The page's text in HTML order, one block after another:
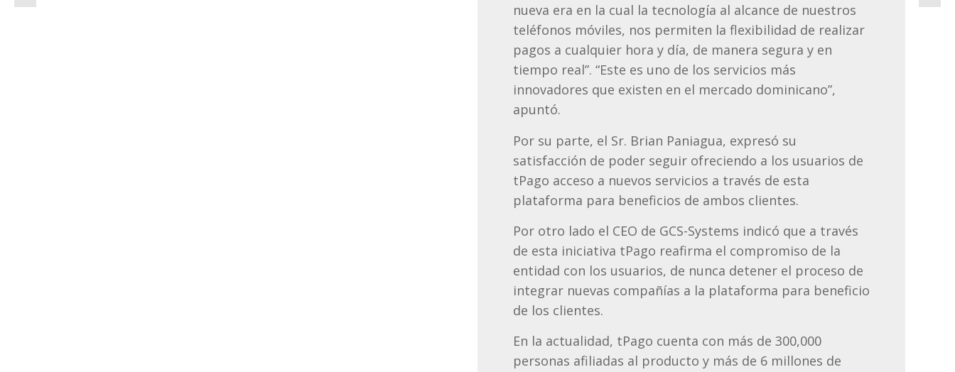
nueva era en la cual la tecnología al alcance de nuestros
teléfonos móviles, nos permiten la flexibilidad de realizar
pagos a cualquier hora y día, de manera segura y en
tiempo real”. “Este es uno de los servicios más
innovadores que existen en el mercado dominicano”,
apuntó.
Por su parte, el Sr. Brian Paniagua, expresó su
satisfacción de poder seguir ofreciendo a los usuarios de
tPago acceso a nuevos servicios a través de esta
plataforma para beneficios de ambos clientes.
Por otro lado el CEO de GCS-Systems indicó que a través
de esta iniciativa tPago reafirma el compromiso de la
entidad con los usuarios, de nunca detener el proceso de
integrar nuevas compañías a la plataforma para beneficio
de los clientes.
En la actualidad, tPago cuenta con más de 300,000
personas afiliadas al producto y más de 6 millones de